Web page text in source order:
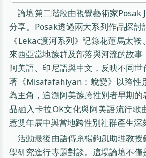
論壇第二階段由視覺藝術家Posak
分享。Posak透過兩大系列作品探討
《Lekac渡河系列》記錄花蓮馬太
來西亞當地族群及部落與河流的故
阿美語、印尼語與中文，反映不同
著《Misafafahiyan：蛻變》以跨性
為主角，追溯阿美族跨性別者早期
品融入卡拉OK文化與阿美語流行歌
惹雙年展中與當地跨性別社群產生深
活動最後由語傳系楊鈞凱助理教授
學研究進行專題對談。這場論壇不僅